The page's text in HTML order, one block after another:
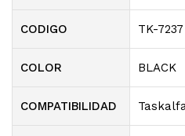
CODIGO TK-7237
COLOR BLACK
COMPATIBILIDAD